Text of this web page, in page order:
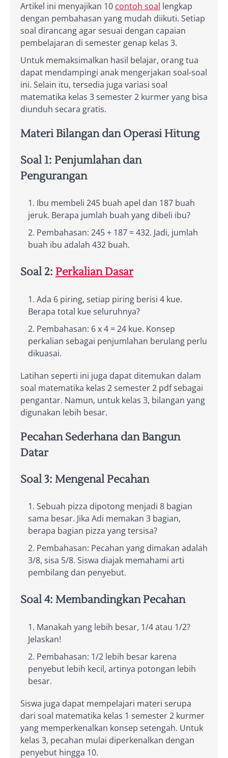
Artikel ini menyajikan 10 contoh soal lengkap
dengan pembahasan yang mudah diikuti. Setiap
soal dirancang agar sesuai dengan capaian
pembelajaran di semester genap kelas 3.
Untuk memaksimalkan hasil belajar, orang tua
dapat mendampingi anak mengerjakan soal-soal
ini. Selain itu, tersedia juga variasi soal
matematika kelas 3 semester 2 kurmer yang bisa
diunduh secara gratis.
Materi Bilangan dan Operasi Hitung
Soal 1: Penjumlahan dan
Pengurangan
Ibu membeli 245 buah apel dan 187 buah
jeruk. Berapa jumlah buah yang dibeli ibu?
Pembahasan: 245 + 187 = 432. Jadi, jumlah
buah ibu adalah 432 buah.
Soal 2: Perkalian Dasar
Ada 6 piring, setiap piring berisi 4 kue.
Berapa total kue seluruhnya?
Pembahasan: 6 x 4 = 24 kue. Konsep
perkalian sebagai penjumlahan berulang perlu
dikuasai.
Latihan seperti ini juga dapat ditemukan dalam
soal matematika kelas 2 semester 2 pdf sebagai
pengantar. Namun, untuk kelas 3, bilangan yang
digunakan lebih besar.
Pecahan Sederhana dan Bangun
Datar
Soal 3: Mengenal Pecahan
Sebuah pizza dipotong menjadi 8 bagian
sama besar. Jika Adi memakan 3 bagian,
berapa bagian pizza yang tersisa?
Pembahasan: Pecahan yang dimakan adalah
3/8, sisa 5/8. Siswa diajak memahami arti
pembilang dan penyebut.
Soal 4: Membandingkan Pecahan
Manakah yang lebih besar, 1/4 atau 1/2?
Jelaskan!
Pembahasan: 1/2 lebih besar karena
penyebut lebih kecil, artinya potongan lebih
besar.
Siswa juga dapat mempelajari materi serupa
dari soal matematika kelas 1 semester 2 kurmer
yang memperkenalkan konsep setengah. Untuk
kelas 3, pecahan mulai diperkenalkan dengan
penyebut hingga 10.